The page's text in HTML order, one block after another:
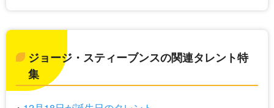
ジョージ・スティーブンスの関連タレント特
集